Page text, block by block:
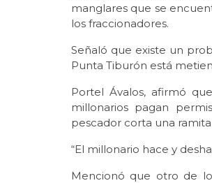
manglares que se
los fraccionadores.
Señaló que existe un
Punta Tiburón está
Portel Ávalos, afirmó
millonarios pagan
pescador corta una
“El millonario hace y
Mencionó que otro de